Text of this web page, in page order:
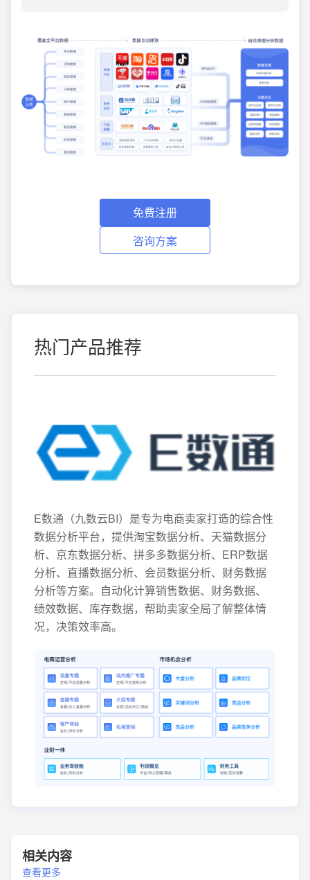
免费注册
咨询方案
热门产品推荐
E数通（九数云BI）是专为电商卖家打造的综合性
数据分析平台，提供淘宝数据分析、天猫数据分
析、京东数据分析、拼多多数据分析、ERP数据
分析、直播数据分析、会员数据分析、财务数据
分析等方案。自动化计算销售数据、财务数据、
绩效数据、库存数据，帮助卖家全局了解整体情
况，决策效率高。
相关内容
查看更多